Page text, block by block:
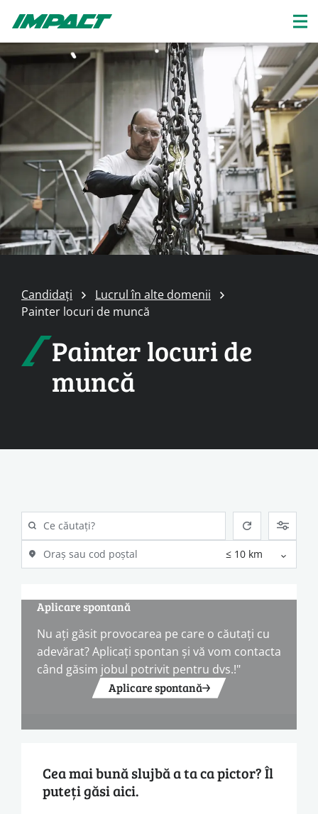
Candidați
Lucrul în alte domenii
Painter locuri de muncă
Painter locuri de
muncă
Aplicare spontană
Nu ați găsit provocarea pe care o căutați cu
adevărat? Aplicați spontan și vă vom contacta
când găsim jobul potrivit pentru dvs.!"
Aplicare spontană
Cea mai bună slujbă a ta ca pictor? Îl
puteți găsi aici.